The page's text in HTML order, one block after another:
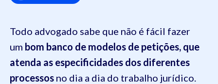
Todo advogado sabe que não é fácil fazer
um bom banco de modelos de petições, que
atenda as especificidades dos diferentes
processos no dia a dia do trabalho jurídico.